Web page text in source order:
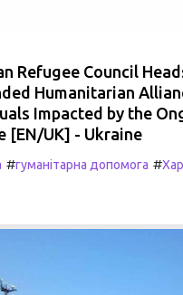
Refugee Council
Humanitarian
Impacted by the
[EN/UK] - Ukraine
#гуманітарна допомога #